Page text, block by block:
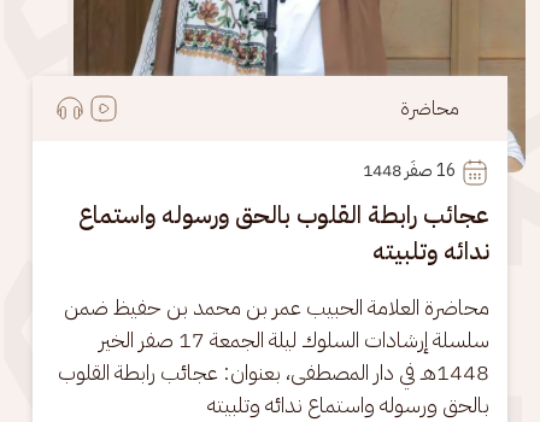
محاضرة
16 صفَر 1448
عجائب رابطة القلوب بالحق ورسوله واستماع
ندائه وتلبيته
محاضرة العلامة الحبيب عمر بن محمد بن حفيظ ضمن
سلسلة إرشادات السلوك ليلة الجمعة 17 صفر الخير
1448هـ في دار المصطفى، بعنوان: عجائب رابطة القلوب
بالحق ورسوله واستماع ندائه وتلبيته